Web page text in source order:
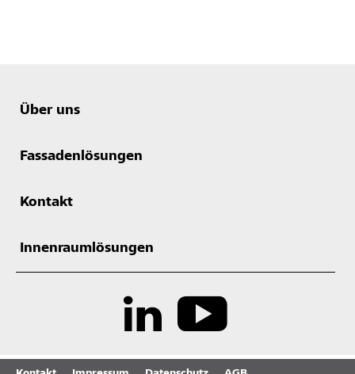
Über uns
Fassadenlösungen
Kontakt
Innenraumlösungen